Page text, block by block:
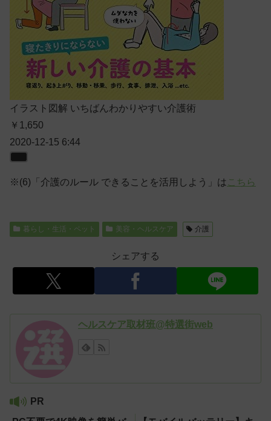
イラスト図解 いちばんわかりやすい介護術
￥1,650
2020-12-15 6:44
※(6)「介護のルール できることを活用しよう」は こちら
暮らし・生活・ペット 美容・ヘルスケア 介護
シェアする
ヘルスケア取材班@特選街web
PR